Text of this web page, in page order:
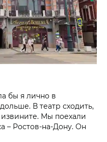
бы я лично в
В театр сходить,
Мы поехали
– Ростов-на-Дону. Он